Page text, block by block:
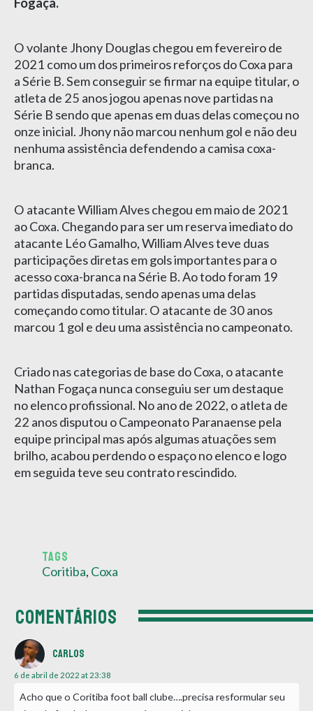
O volante Jhony Douglas chegou em fevereiro de
2021 como um dos primeiros reforços do Coxa para
a Série B. Sem conseguir se firmar na equipe titular, o
atleta de 25 anos jogou apenas nove partidas na
Série B sendo que apenas em duas delas começou no
onze inicial. Jhony não marcou nenhum gol e não deu
nenhuma assistência defendendo a camisa coxa-
branca.
O atacante William Alves chegou em maio de 2021
ao Coxa. Chegando para ser um reserva imediato do
atacante Léo Gamalho, William Alves teve duas
participações diretas em gols importantes para o
acesso coxa-branca na Série B. Ao todo foram 19
partidas disputadas, sendo apenas uma delas
começando como titular. O atacante de 30 anos
marcou 1 gol e deu uma assistência no campeonato.
Criado nas categorias de base do Coxa, o atacante
Nathan Fogaça nunca conseguiu ser um destaque
no elenco profissional. No ano de 2022, o atleta de
22 anos disputou o Campeonato Paranaense pela
equipe principal mas após algumas atuações sem
brilho, acabou perdendo o espaço no elenco e logo
em seguida teve seu contrato rescindido.
TAGS
Coritiba, Coxa
COMENTÁRIOS
Carlos
6 de abril de 2022 at 23:38
Acho que o Coritiba foot ball clube….precisa resformular seu